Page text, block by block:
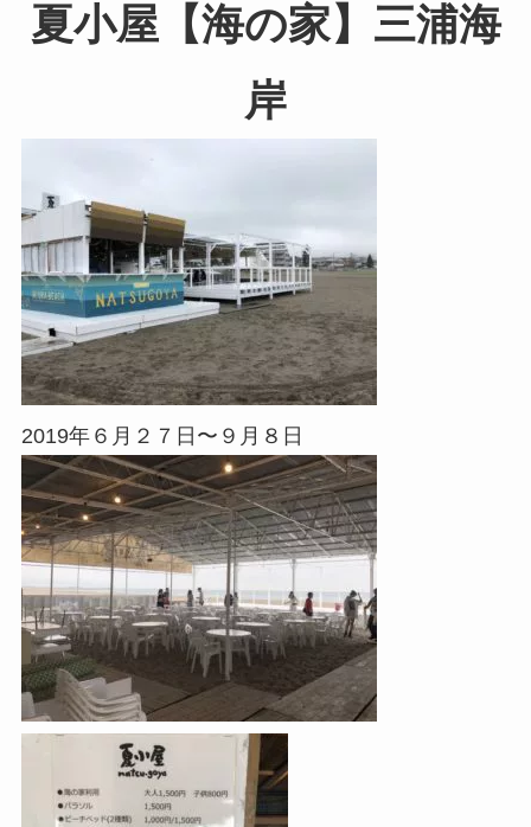
夏小屋【海の家】三浦海
岸
2019年６月２７日〜９月８日